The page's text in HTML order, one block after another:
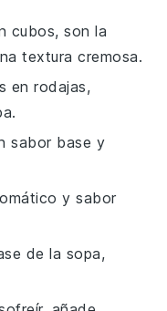
cubos, son la
textura cremosa.
en rodajas,
sabor base y
y sabor
de la sopa,